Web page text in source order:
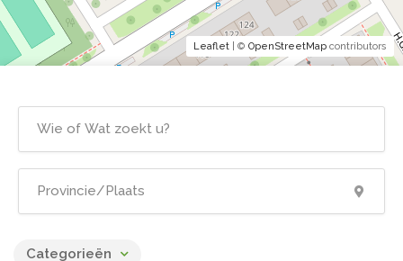
Categorieën
Leaflet | © OpenStreetMap contributors